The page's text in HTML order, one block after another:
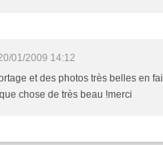
01/2009 14:12
et des photos très belles en
chose de très beau !merci